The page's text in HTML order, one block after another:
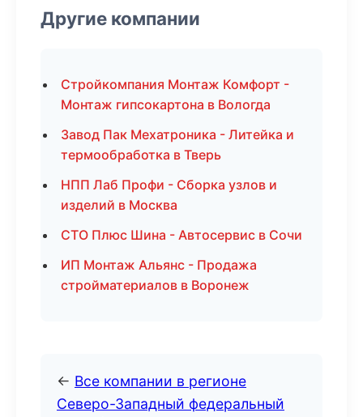
Другие компании
Стройкомпания Монтаж Комфорт -
Монтаж гипсокартона в Вологда
Завод Пак Мехатроника - Литейка и
термообработка в Тверь
НПП Лаб Профи - Сборка узлов и
изделий в Москва
СТО Плюс Шина - Автосервис в Сочи
ИП Монтаж Альянс - Продажа
стройматериалов в Воронеж
← Все компании в регионе
Северо-Западный федеральный